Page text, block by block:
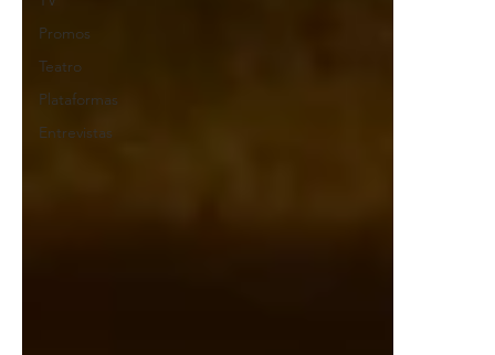
Promos
Teatro
Plataformas
Entrevistas